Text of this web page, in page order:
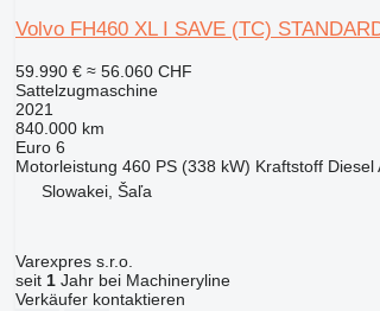
Volvo FH460 XL I SAVE (TC)
59.990 € ≈ 56.060 CHF
Sattelzugmaschine
2021
840.000 km
Euro 6
Motorleistung 460 PS (338 kW) Kraftstoff Diesel
Slowakei, Šaľa
Varexpres s.r.o.
seit 1Jahr bei Machineryline
Verkäufer kontaktieren